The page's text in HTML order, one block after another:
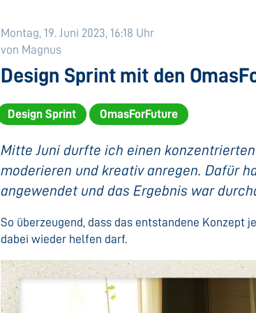
Montag, 19. Juni 2023, 16:18 Uhr
von Magnus
Design Sprint mit den
Design Sprint OmasForFuture
Mitte Juni durfte ich einen
moderieren und kreativ anregen. Dafür
angewendet und das Ergebnis war
So überzeugend, dass das entstandene Konzept
dabei wieder helfen darf.